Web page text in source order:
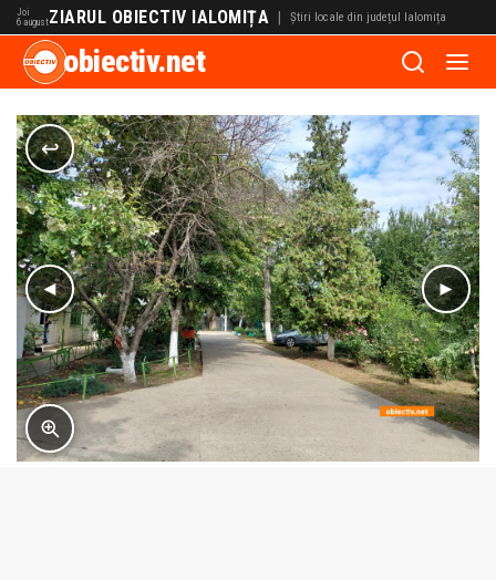
Joi
6 augustZIARUL OBIECTIV IALOMIȚA | Știri locale din județul Ialomița
obiectiv.net